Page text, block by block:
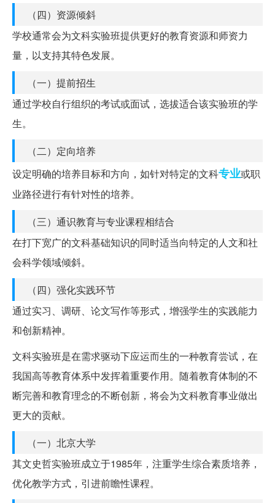
（四）资源倾斜
学校通常会为文科实验班提供更好的教育资源和师资力
量，以支持其特色发展。
（一）提前招生
通过学校自行组织的考试或面试，选拔适合该实验班的学
生。
（二）定向培养
设定明确的培养目标和方向，如针对特定的文科专业或职
业路径进行有针对性的培养。
（三）通识教育与专业课程相结合
在打下宽广的文科基础知识的同时适当向特定的人文和社
会科学领域倾斜。
（四）强化实践环节
通过实习、调研、论文写作等形式，增强学生的实践能力
和创新精神。
文科实验班是在需求驱动下应运而生的一种教育尝试，在
我国高等教育体系中发挥着重要作用。随着教育体制的不
断完善和教育理念的不断创新，将会为文科教育事业做出
更大的贡献。
（一）北京大学
其文史哲实验班成立于1985年，注重学生综合素质培养，
优化教学方式，引进前瞻性课程。